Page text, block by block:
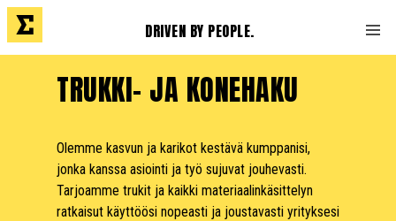
DRIVEN BY PEOPLE.
TRUKKI- JA KONEHAKU
Olemme kasvun ja karikot kestävä kumppanisi,
jonka kanssa asiointi ja työ sujuvat jouhevasti.
Tarjoamme trukit ja kaikki materiaalinkäsittelyn
ratkaisut käyttöösi nopeasti ja joustavasti yrityksesi